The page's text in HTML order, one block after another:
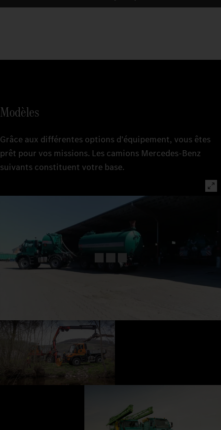
Modèles
Grâce aux différentes options d'équipement, vous êtes
prêt pour vos missions. Les camions Mercedes-Benz
suivants constituent votre base.